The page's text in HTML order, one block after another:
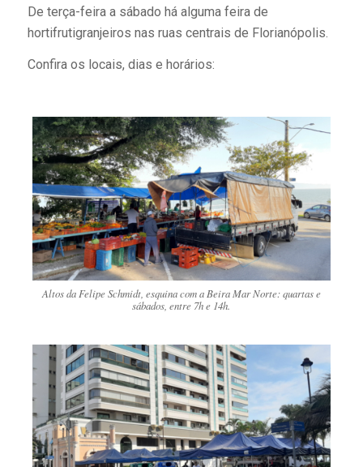
De terça-feira a sábado há alguma feira de
hortifrutigranjeiros nas ruas centrais de Florianópolis.
Confira os locais, dias e horários:
Altos da Felipe Schmidt, esquina com a Beira Mar Norte: quartas e
sábados, entre 7h e 14h.